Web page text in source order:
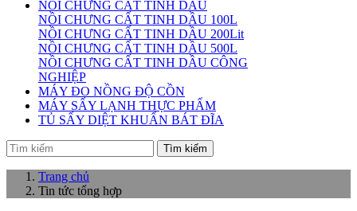
NỒI CHƯNG CẤT TINH DẦU
NỒI CHƯNG CẤT TINH DẦU 100L
NỒI CHƯNG CẤT TINH DẦU 200Lit
NỒI CHƯNG CẤT TINH DẦU 500L
NỒI CHƯNG CẤT TINH DẦU CÔNG
NGHIỆP
MÁY ĐO NỒNG ĐỘ CỒN
MÁY SẤY LẠNH THỰC PHẨM
TỦ SẤY DIỆT KHUẨN BÁT ĐĨA
Tìm kiếm
Trang chủ
Tin tức tổng hợp